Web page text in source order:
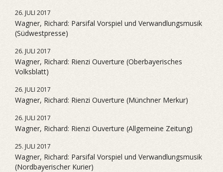
26. JULI 2017
Wagner, Richard: Parsifal Vorspiel und Verwandlungsmusik
(Südwestpresse)
26. JULI 2017
Wagner, Richard: Rienzi Ouverture (Oberbayerisches
Volksblatt)
26. JULI 2017
Wagner, Richard: Rienzi Ouverture (Münchner Merkur)
26. JULI 2017
Wagner, Richard: Rienzi Ouverture (Allgemeine Zeitung)
25. JULI 2017
Wagner, Richard: Parsifal Vorspiel und Verwandlungsmusik
(Nordbayerischer Kurier)